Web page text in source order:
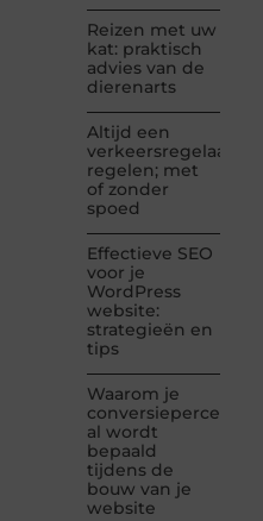
Reizen met uw
kat: praktisch
advies van de
dierenarts
Altijd een
verkeersregelaar
regelen; met
of zonder
spoed
Effectieve SEO
voor je
WordPress
website:
strategieën en
tips
Waarom je
al wordt
bepaald
tijdens de
bouw van je
website